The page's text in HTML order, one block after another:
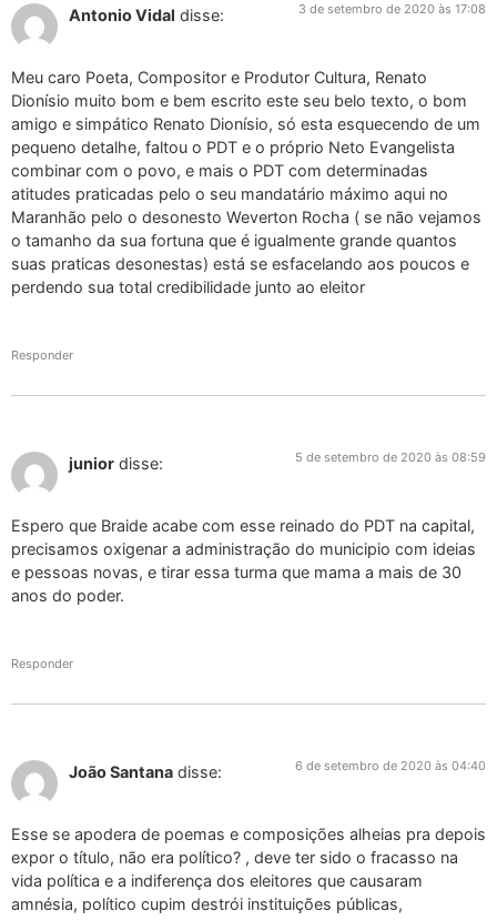
Antonio Vidal disse: 3 de setembro de 2020 às 17:08
Meu caro Poeta, Compositor e Produtor Cultura, Renato
Dionísio muito bom e bem escrito este seu belo texto, o bom
amigo e simpático Renato Dionísio, só esta esquecendo de um
pequeno detalhe, faltou o PDT e o próprio Neto Evangelista
combinar com o povo, e mais o PDT com determinadas
atitudes praticadas pelo o seu mandatário máximo aqui no
Maranhão pelo o desonesto Weverton Rocha ( se não vejamos
o tamanho da sua fortuna que é igualmente grande quantos
suas praticas desonestas) está se esfacelando aos poucos e
perdendo sua total credibilidade junto ao eleitor
Responder
junior disse: 5 de setembro de 2020 às 08:59
Espero que Braide acabe com esse reinado do PDT na capital,
precisamos oxigenar a administração do municipio com ideias
e pessoas novas, e tirar essa turma que mama a mais de 30
anos do poder.
Responder
João Santana disse: 6 de setembro de 2020 às 04:40
Esse se apodera de poemas e composições alheias pra depois
expor o título, não era político? , deve ter sido o fracasso na
vida política e a indiferença dos eleitores que causaram
amnésia, político cupim destrói instituições públicas,